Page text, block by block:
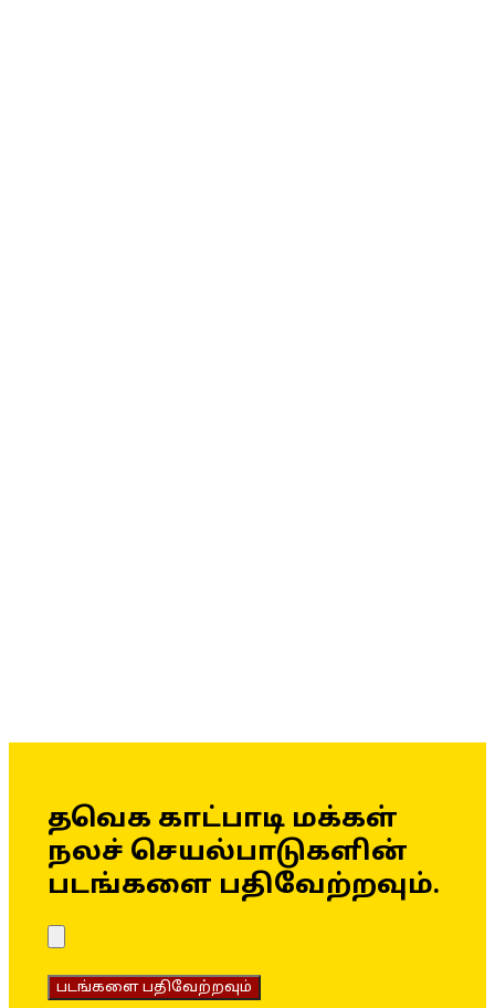
தவெக காட்பாடி மக்கள்
நலச் செயல்பாடுகளின்
படங்களை பதிவேற்றவும்.
படங்களை பதிவேற்றவும்